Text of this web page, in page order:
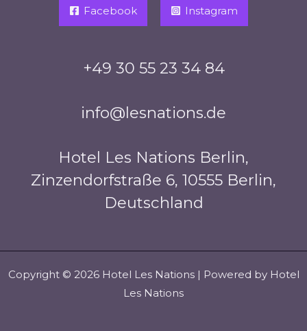
Facebook Instagram
+49 30 55 23 34 84
info@lesnations.de
Hotel Les Nations Berlin,
Zinzendorfstraße 6, 10555 Berlin,
Deutschland
Copyright © 2026 Hotel Les Nations | Powered by Hotel
Les Nations